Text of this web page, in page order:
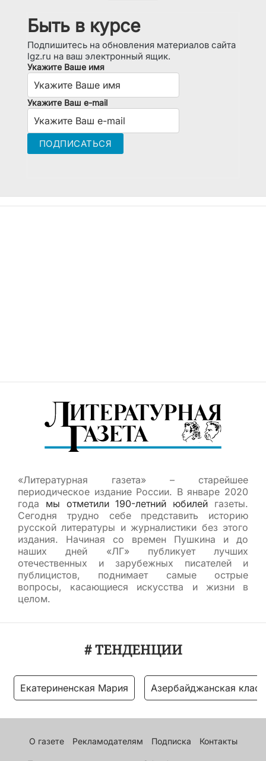
Быть в курсе
Подпишитесь на обновления материалов сайта
lgz.ru на ваш электронный ящик.
Укажите Ваше имя
Укажите Ваш e-mail
«Литературная газета» – старейшее
периодическое издание России. В январе 2020
года мы отметили 190-летний юбилей газеты.
Сегодня трудно себе представить историю
русской литературы и журналистики без этого
издания. Начиная со времен Пушкина и до
наших дней «ЛГ» публикует лучших
отечественных и зарубежных писателей и
публицистов, поднимает самые острые
вопросы, касающиеся искусства и жизни в
целом.
# ТЕНДЕНЦИИ
Екатериненская Мария Азербайджанская
О газете Рекламодателям Подписка Контакты